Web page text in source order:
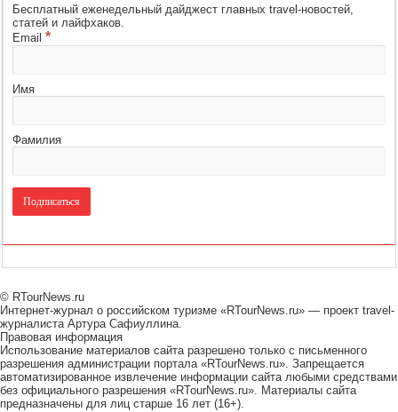
Бесплатный еженедельный дайджест главных travel-новостей,
статей и лайфхаков.
Email*
Имя
Фамилия
© RTourNews.ru
Интернет-журнал о российском туризме «RTourNews.ru» — проект travel-
журналиста Артура Сафиуллина.
Правовая информация
Использование материалов сайта разрешено только с письменного
разрешения администрации портала «RTourNews.ru». Запрещается
автоматизированное извлечение информации сайта любыми средствами
без официального разрешения «RTourNews.ru». Материалы сайта
предназначены для лиц старше 16 лет (16+).